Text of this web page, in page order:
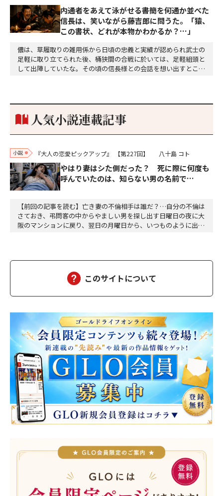
内通者をあえて泳がせる――書簡を何通か並べた
信長は、笑いながら藤吉郎に問うた。「猿、
この書状、どれが本物かわかるか？…」
儂は、草履取りの雑用係から日頃の忠義と実績が認められ武士の
足軽に取り立てられた後、桶狭間の合戦に於いては、足軽組頭と
して出陣していたな。その頃の信長様との会話を想い出すとこん
り。どうして勝てたのか、未だにわかりません。…
人気小説連載記事
小説 『大人の恋愛ピックアップ』 【第227回】 八十島 コト
やはり妻はシた側だった？ 死に際に何度も
呼んでいたのは、知らない男の名前で…
【前回の記事を読む】亡き妻の不倫相手は誰だ？…自分の不倫は
さておき、弔問客の中からやましい男を探し出す日曜日の夜に大
阪のマンションに戻り、翌日の月曜日から、いつものように出勤
ばれたのだろうか……ついつい達郎は、智子が運ばれる…
このサイトについて